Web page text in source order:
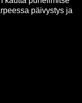
päi­vys­tys ja